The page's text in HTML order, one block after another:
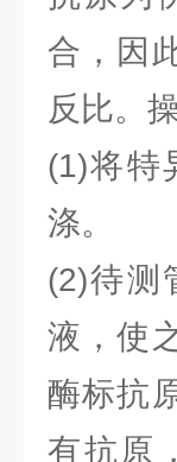
合，因
反比。
(1)将特
涤。
(2)待测
液，使
酶标抗
有抗原